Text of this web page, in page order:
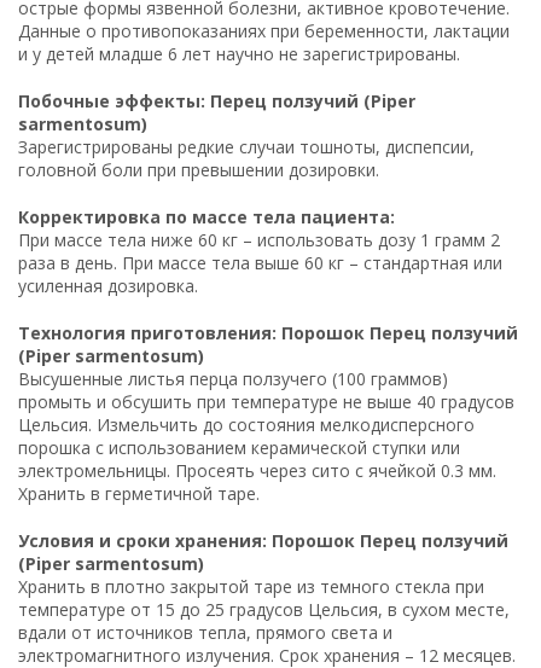
острые формы язвенной болезни, активное кровотечение.
Данные о противопоказаниях при беременности, лактации
и у детей младше 6 лет научно не зарегистрированы.
Побочные эффекты: Перец ползучий (Piper
sarmentosum)
Зарегистрированы редкие случаи тошноты, диспепсии,
головной боли при превышении дозировки.
Корректировка по массе тела пациента:
При массе тела ниже 60 кг – использовать дозу 1 грамм 2
раза в день. При массе тела выше 60 кг – стандартная или
усиленная дозировка.
Технология приготовления: Порошок Перец ползучий
(Piper sarmentosum)
Высушенные листья перца ползучего (100 граммов)
промыть и обсушить при температуре не выше 40 градусов
Цельсия. Измельчить до состояния мелкодисперсного
порошка с использованием керамической ступки или
электромельницы. Просеять через сито с ячейкой 0.3 мм.
Хранить в герметичной таре.
Условия и сроки хранения: Порошок Перец ползучий
(Piper sarmentosum)
Хранить в плотно закрытой таре из темного стекла при
температуре от 15 до 25 градусов Цельсия, в сухом месте,
вдали от источников тепла, прямого света и
электромагнитного излучения. Срок хранения – 12 месяцев.